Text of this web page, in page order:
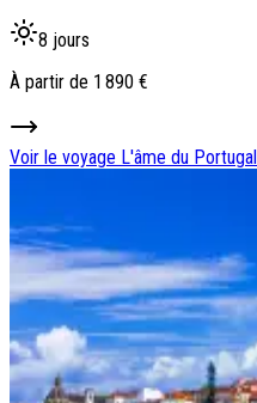
8 jours
À partir de 1 890 €
Voir le voyage L'âme du